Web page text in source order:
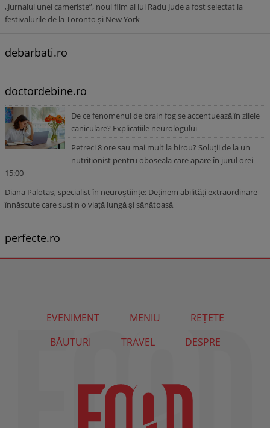
„Jurnalul unei cameriste”, noul film al lui Radu Jude a fost selectat la
festivalurile de la Toronto și New York
debarbati.ro
doctordebine.ro
De ce fenomenul de brain fog se accentuează în zilele
caniculare? Explicațiile neurologului
Petreci 8 ore sau mai mult la birou? Soluții de la un
nutriționist pentru oboseala care apare în jurul orei
15:00
Diana Palotaș, specialist în neuroștiințe: Deținem abilități extraordinare
înnăscute care susțin o viață lungă și sănătoasă
perfecte.ro
EVENIMENT MENIU
REȚETE
BĂUTURI
TRAVEL DESPRE